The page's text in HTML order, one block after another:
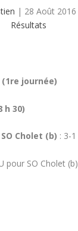
| 28 Août 2016
Résultats
(1re journée)
h 30)
SO Cholet (b) : 3-1
pour SO Cholet (b)